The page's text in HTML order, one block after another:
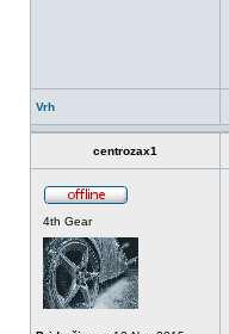
Vrh
centrozax1
4th Gear